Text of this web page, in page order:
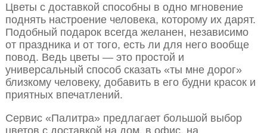
Цветы с доставкой способны в одно мгновение
поднять настроение человека, которому их дарят.
Подобный подарок всегда желанен, независимо
от праздника и от того, есть ли для него вообще
повод. Ведь цветы — это простой и
универсальный способ сказать «ты мне дорог»
близкому человеку, добавить в его будни красок и
приятных впечатлений.
Сервис «Палитра» предлагает большой выбор
цветов с доставкой на дом, в офис, на